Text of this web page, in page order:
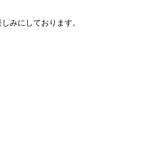
みにしております。